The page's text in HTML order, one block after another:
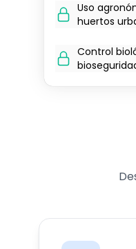
Uso
huertos
Control